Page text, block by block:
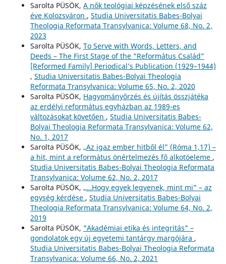
Sarolta PÜSÖK, A nők teológiai képzésének első száz
éve Kolozsváron , Studia Universitatis Babes-Bolyai
Theologia Reformata Transylvanica: Volume 68, No. 2,
2023
Sarolta PÜSÖK, To Serve with Words, Letters, and
Deeds – The First Stage of the “Református Család”
[Reformed Family] Periodical’s Publication (1929–1944)
, Studia Universitatis Babes-Bolyai Theologia
Reformata Transylvanica: Volume 65, No. 2, 2020
Sarolta PÜSÖK, Hagyományőrzés és újítás összjátéka
az erdélyi református egyházban az 1989-es
változásokat követően , Studia Universitatis Babes-
Bolyai Theologia Reformata Transylvanica: Volume 62,
No. 1, 2017
Sarolta PÜSÖK, „Az igaz ember hitből él” (Róma 1,17) –
a hit, mint a református önértelmezés fő alkotóeleme ,
Studia Universitatis Babes-Bolyai Theologia Reformata
Transylvanica: Volume 62, No. 2, 2017
Sarolta PÜSÖK, „…Hogy egyek legyenek, mint mi” – az
egység kérdése , Studia Universitatis Babes-Bolyai
Theologia Reformata Transylvanica: Volume 64, No. 2,
2019
Sarolta PÜSÖK, "Akadémiai etika és integritás" –
gondolatok egy új egyetemi tantárgy margójára ,
Studia Universitatis Babes-Bolyai Theologia Reformata
Transylvanica: Volume 66, No. 2, 2021